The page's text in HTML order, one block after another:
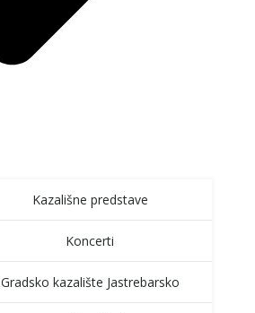
Kazališne predstave
Koncerti
Gradsko kazalište Jastrebarsko